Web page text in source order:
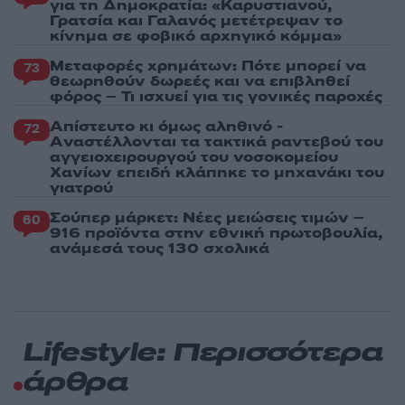
για τη Δημοκρατία: «Καρυστιανού,
Γρατσία και Γαλανός μετέτρεψαν το
κίνημα σε φοβικό αρχηγικό κόμμα»
73 Μεταφορές χρημάτων: Πότε μπορεί να
θεωρηθούν δωρεές και να επιβληθεί
φόρος – Τι ισχυεί για τις γονικές παροχές
72 Απίστευτο κι όμως αληθινό -
Aναστέλλονται τα τακτικά ραντεβού του
αγγειοχειρουργού του νοσοκομείου
Χανίων επειδή κλάπηκε το μηχανάκι του
γιατρού
60 Σούπερ μάρκετ: Νέες μειώσεις τιμών –
916 προϊόντα στην εθνική πρωτοβουλία,
ανάμεσά τους 130 σχολικά
Lifestyle: Περισσότερα
άρθρα